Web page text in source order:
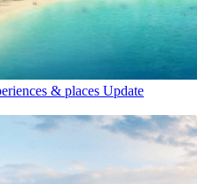
& places Update